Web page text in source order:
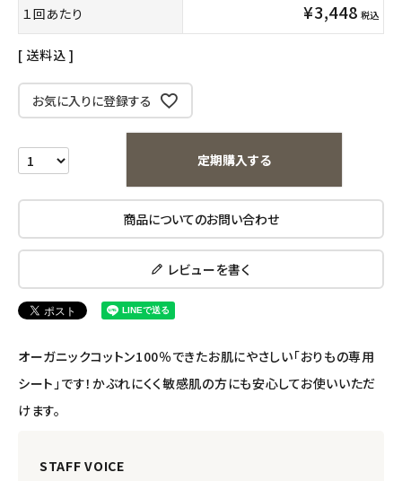
キッズ・ベビー・マタニティ
キッチン用品
フード・ドリンク
ブランド
定期購入
オリジナルブランド
ナチュラムーン
エコメイト
アルマウィン
１回あたり ¥3,448 税込
送料込
お気に入りに登録する
定期購入する
商品についてのお問い合わせ
レビューを書く
オーガニックコットン100％できたお肌にやさしい「おりもの専用
シート」です！かぶれにくく敏感肌の方にも安心してお使いいただ
けます。
STAFF VOICE